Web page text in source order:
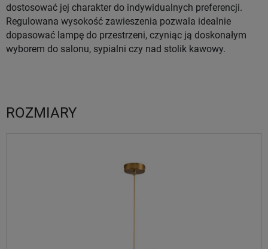
dostosować jej charakter do indywidualnych preferencji.
Regulowana wysokość zawieszenia pozwala idealnie
dopasować lampę do przestrzeni, czyniąc ją doskonałym
wyborem do salonu, sypialni czy nad stolik kawowy.
ROZMIARY